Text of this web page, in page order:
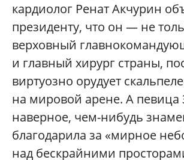
кардиолог Ренат Акчурин
президенту, что он — не
верховный
и главный хирург страны,
виртуозно орудует
на мировой арене. А певица
наверное, чем-нибудь
благодарила за «мирное
над бескрайними